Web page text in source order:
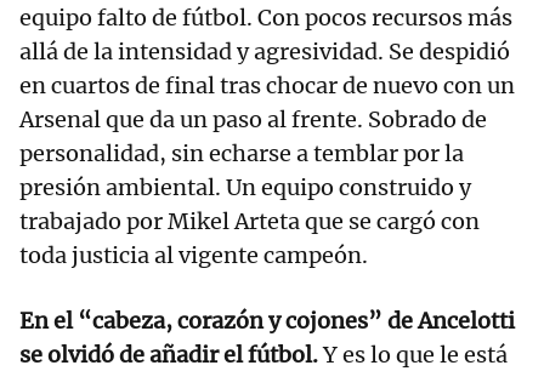
equipo falto de fútbol. Con pocos recursos más
allá de la intensidad y agresividad. Se despidió
en cuartos de final tras chocar de nuevo con un
Arsenal que da un paso al frente. Sobrado de
personalidad, sin echarse a temblar por la
presión ambiental. Un equipo construido y
trabajado por Mikel Arteta que se cargó con
toda justicia al vigente campeón.
En el “cabeza, corazón y cojones” de Ancelotti
se olvidó de añadir el fútbol.Y es lo que le está